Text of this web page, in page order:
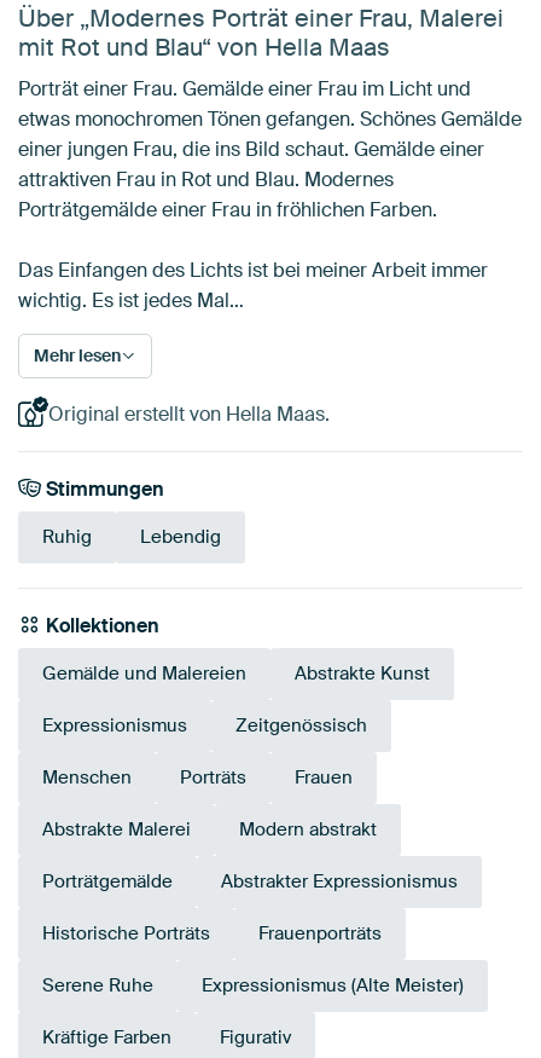
Über „Modernes Porträt einer Frau, Malerei
mit Rot und Blau“ von Hella Maas
Porträt einer Frau. Gemälde einer Frau im Licht und
etwas monochromen Tönen gefangen. Schönes Gemälde
einer jungen Frau, die ins Bild schaut. Gemälde einer
attraktiven Frau in Rot und Blau. Modernes
Porträtgemälde einer Frau in fröhlichen Farben.
Das Einfangen des Lichts ist bei meiner Arbeit immer
wichtig. Es ist jedes Mal…
Mehr lesen
Original erstellt von Hella Maas.
Stimmungen
Ruhig Lebendig
Kollektionen
Gemälde und Malereien Abstrakte Kunst
Expressionismus Zeitgenössisch
Menschen Porträts Frauen
Abstrakte Malerei Modern abstrakt
Porträtgemälde Abstrakter Expressionismus
Historische Porträts Frauenporträts
Serene Ruhe Expressionismus (Alte Meister)
Kräftige Farben Figurativ